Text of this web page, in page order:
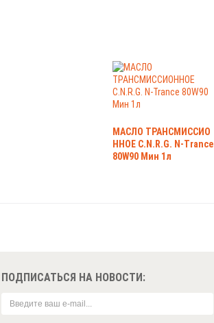
МАСЛО ТРАНСМИССИО
ННОЕ C.N.R.G. N-Trance
80W90 Мин 1л
ПОДПИСАТЬСЯ НА НОВОСТИ: